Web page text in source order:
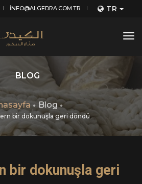
INFO@ALGEDRA.COM.TR TR
BLOG
Blog
bir dokunuşla geri döndü
bir dokunuşla geri